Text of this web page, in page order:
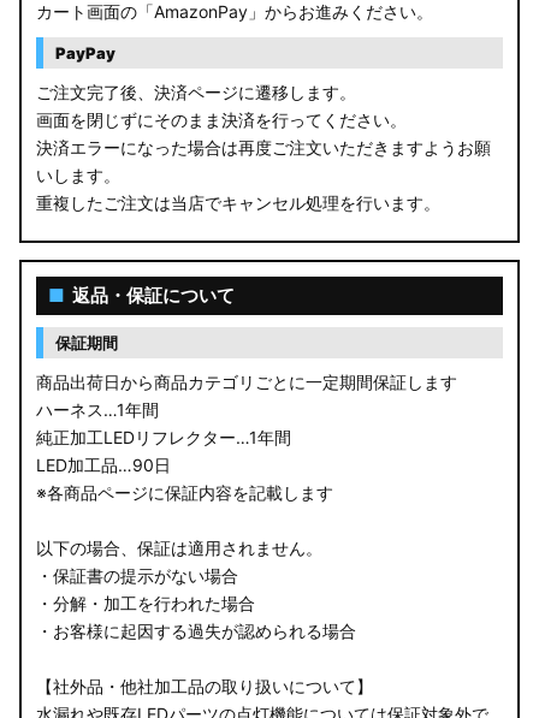
MK53S スペーシアカスタム
MA37S/MA27S ソリオ / ソリオ バンディット
MA26S/MA36S ソリオ
ZC33S スイフトスポーツ
LA650S タントカスタム
LA600S タントカスタム
LA150S ムーヴカスタム
LA700S ウェイク
GN0W アウトランダー
GK1W/GK9W エクリプスクロス
CV1W デリカD:5
B34A/B35A/B37A/B38A デリカミニ
B34W/B35W/B37W/B38W ekクロススペース
カート画面の「AmazonPay」からお進みください。
PayPay
ご注文完了後、決済ページに遷移します。
画面を閉じずにそのまま決済を行ってください。
決済エラーになった場合は再度ご注文いただきますようお願
いします。
重複したご注文は当店でキャンセル処理を行います。
■ 返品・保証について
保証期間
商品出荷日から商品カテゴリごとに一定期間保証します
ハーネス…1年間
純正加工LEDリフレクター…1年間
LED加工品…90日
※各商品ページに保証内容を記載します
以下の場合、保証は適用されません。
・保証書の提示がない場合
・分解・加工を行われた場合
・お客様に起因する過失が認められる場合
【社外品・他社加工品の取り扱いについて】
水漏れや既存LEDパーツの点灯機能については保証対象外で